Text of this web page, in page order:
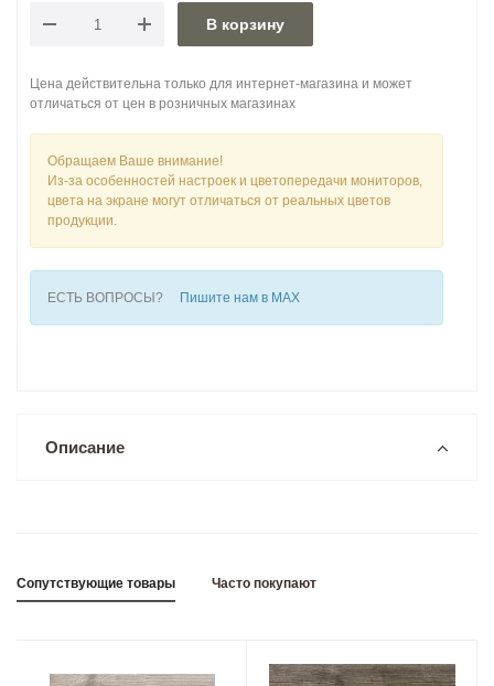
В корзину
Цена действительна только для интернет-магазина и может
отличаться от цен в розничных магазинах
Обращаем Ваше внимание!
Из-за особенностей настроек и цветопередачи мониторов,
цвета на экране могут отличаться от реальных цветов
продукции.
ЕСТЬ ВОПРОСЫ? Пишите нам в MAX
Описание
Сопутствующие товары Часто покупают